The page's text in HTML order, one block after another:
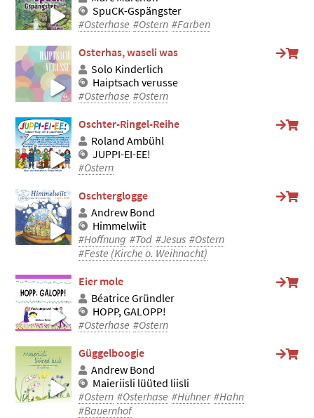
SpuCK-Gspängster
#Osterhase #Ostern #Farben
Osterhas, waseli was
Solo Kinderlich
Haiptsach verusse
#Osterhase #Ostern
Oschter-Ringel-Reihe
Roland Ambühl
JUPPI-EI-EE!
#Ostern
Oschterglogge
Andrew Bond
Himmelwiit
#Hoffnung #Tod #Jesus #Ostern
#Feste (Kirche o. Weihnacht)
Eier mole
Béatrice Gründler
HOPP, GALOPP!
#Osterhase #Ostern
Güggelboogie
Andrew Bond
Maieriisli lüüted liisli
#Ostern #Osterhase #Hühner #Hahn
#Bauernhof